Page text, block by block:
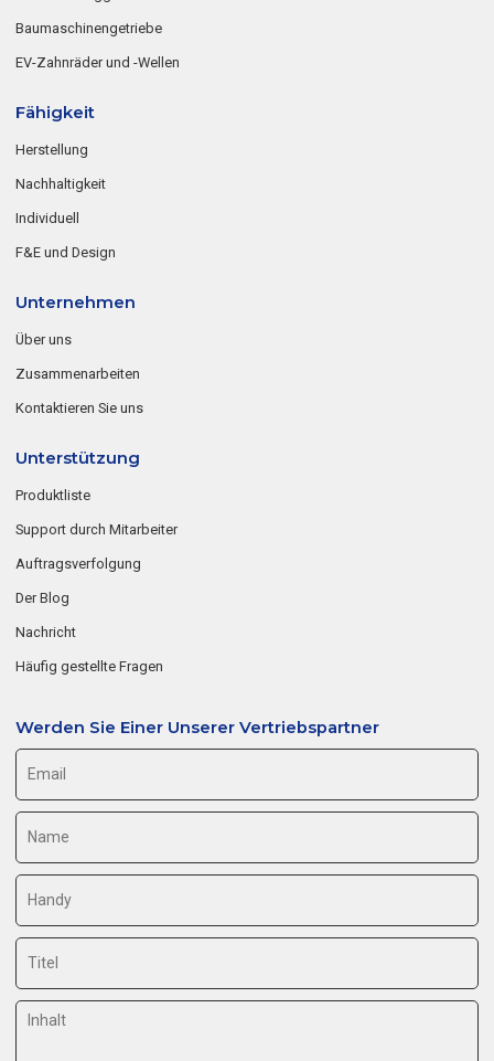
Baumaschinengetriebe
EV-Zahnräder und -Wellen
Fähigkeit
Herstellung
Nachhaltigkeit
Individuell
F&E und Design
Unternehmen
Über uns
Zusammenarbeiten
Kontaktieren Sie uns
Unterstützung
Produktliste
Support durch Mitarbeiter
Auftragsverfolgung
Der Blog
Nachricht
Häufig gestellte Fragen
Werden Sie Einer Unserer Vertriebspartner